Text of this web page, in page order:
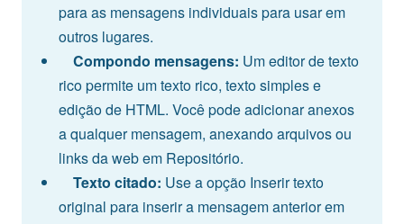
para as mensagens individuais para usar em
outros lugares.
Compondo mensagens: Um editor de texto
rico permite um texto rico, texto simples e
edição de HTML. Você pode adicionar anexos
a qualquer mensagem, anexando arquivos ou
links da web em Repositório.
Texto citado: Use a opção Inserir texto
original para inserir a mensagem anterior em